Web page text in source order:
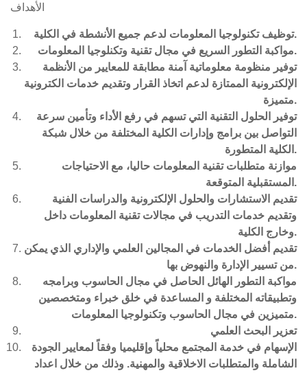
الأهداف
توظيف تكنولوجيا المعلومات لدعم جميع الأنشطة في الكلية.
مواكبة التطور السريع في مجال تقنية وتكنلوجيا المعلومات.
توفير منظومة معلوماتية آمنة مطابقة للمعايير من الأنظمة
الإلكترونية الممتازة لدعم اتخاذ القرار وتقديم خدمات الكترونية
متميزة.
توفير الحلول التقنية التي تسهم في رفع الأداء وتأمين سرعة
التواصل بين برامج وإدارات الكلية المختلفة من خلال شبكة
الكلية المتطورة.
موازنة متطلبات تقنية المعلومات حاليا، مع الاحتياجات
المستقبلية المتوقعة.
تقديم الاستشارات والحلول الإلكترونية والدراسات الفنية
وتقديم خدمات التدريب في مجالات تقنية المعلومات داخل
وخارج الكلية.
تقديم أفضل الخدمات في المجالين العلمي والإداري الذي يمكن
من تسيير الإدارة والنهوض بها.
مواكبة التطور الهائل الحاصل في مجال الحاسوب وبرامجه
وتطبيقاته المختلفة و المساعدة في خلق خبراء ومتخصصين
متميزين في مجال الحاسوب وتكنولوجيا المعلومات.
تعزير البحث العلمي
الإسهام في خدمة المجتمع محلياً وإقليميا وفقاً لمعايير الجودة
الشاملة والمتطلبات الاخلاقية والمهنية. وذلك من خلال اعداد